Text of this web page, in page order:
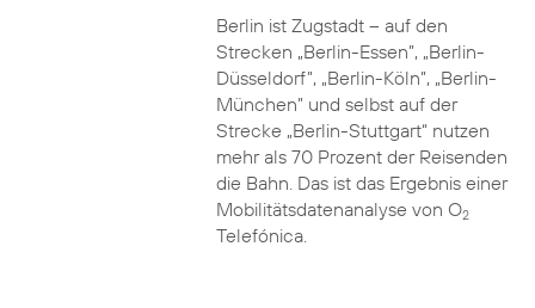
Berlin ist Zugstadt – auf den
Strecken „Berlin-Essen”, „Berlin-
Düsseldorf”, „Berlin-Köln”, „Berlin-
München” und selbst auf der
Strecke „Berlin-Stuttgart“ nutzen
mehr als 70 Prozent der Reisenden
die Bahn. Das ist das Ergebnis einer
Mobilitätsdatenanalyse von O2
Telefónica.